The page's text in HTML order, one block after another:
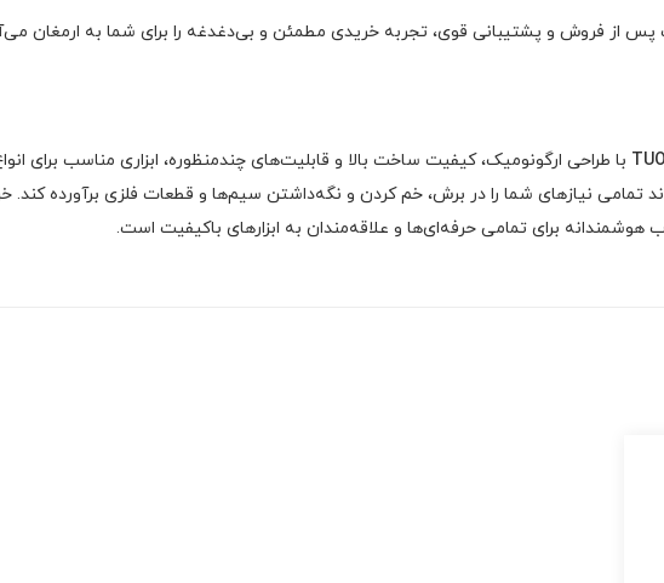
پس از فروش و پشتیبانی قوی، تجربه خریدی مطمئن و بی‌دغدغه را برای شما به ارمغان
با طراحی ارگونومیک، کیفیت ساخت بالا و قابلیت‌های چندمنظوره، ابزاری مناسب برای
تمامی نیازهای شما را در برش، خم کردن و نگه‌داشتن سیم‌ها و قطعات فلزی برآورده کند.
برای تمامی حرفه‌ای‌ها و علاقه‌مندان به ابزارهای باکیفیت است.